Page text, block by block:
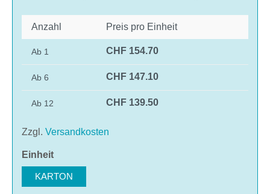
Anzahl Preis pro Einheit
Ab 1 CHF 154.70
Ab 6 CHF 147.10
Ab 12 CHF 139.50
Zzgl. Versandkosten
Einheitauswählen
KARTON